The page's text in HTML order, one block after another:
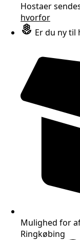
Hostaer
hvorfor
Er du ny til
Mulighed for
Ringkøbing